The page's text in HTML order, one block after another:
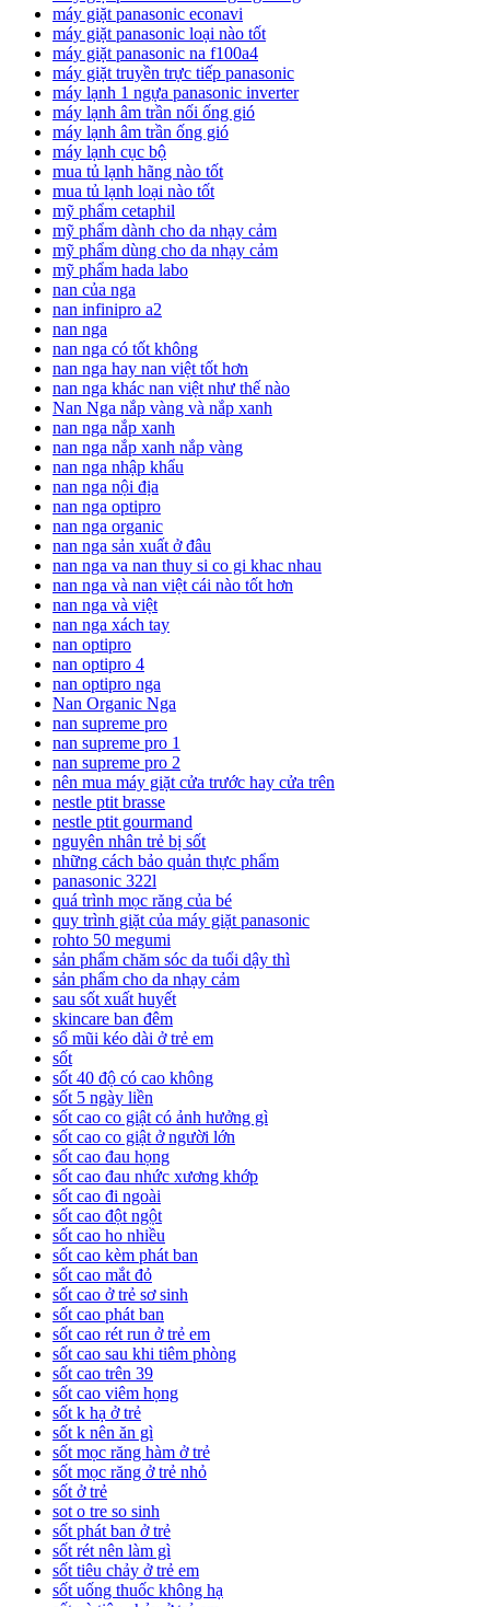
máy giặt panasonic econavi
máy giặt panasonic loại nào tốt
máy giặt panasonic na f100a4
máy giặt truyền trực tiếp panasonic
máy lạnh 1 ngựa panasonic inverter
máy lạnh âm trần nối ống gió
máy lạnh âm trần ống gió
máy lạnh cục bộ
mua tủ lạnh hãng nào tốt
mua tủ lạnh loại nào tốt
mỹ phẩm cetaphil
mỹ phẩm dành cho da nhạy cảm
mỹ phẩm dùng cho da nhạy cảm
mỹ phẩm hada labo
nan của nga
nan infinipro a2
nan nga
nan nga có tốt không
nan nga hay nan việt tốt hơn
nan nga khác nan việt như thế nào
Nan Nga nắp vàng và nắp xanh
nan nga nắp xanh
nan nga nắp xanh nắp vàng
nan nga nhập khẩu
nan nga nội địa
nan nga optipro
nan nga organic
nan nga sản xuất ở đâu
nan nga va nan thuy si co gi khac nhau
nan nga và nan việt cái nào tốt hơn
nan nga và việt
nan nga xách tay
nan optipro
nan optipro 4
nan optipro nga
Nan Organic Nga
nan supreme pro
nan supreme pro 1
nan supreme pro 2
nên mua máy giặt cửa trước hay cửa trên
nestle ptit brasse
nestle ptit gourmand
nguyên nhân trẻ bị sốt
những cách bảo quản thực phẩm
panasonic 322l
quá trình mọc răng của bé
quy trình giặt của máy giặt panasonic
rohto 50 megumi
sản phẩm chăm sóc da tuổi dậy thì
sản phẩm cho da nhạy cảm
sau sốt xuất huyết
skincare ban đêm
sổ mũi kéo dài ở trẻ em
sốt
sốt 40 độ có cao không
sốt 5 ngày liền
sốt cao co giật có ảnh hưởng gì
sốt cao co giật ở người lớn
sốt cao đau họng
sốt cao đau nhức xương khớp
sốt cao đi ngoài
sốt cao đột ngột
sốt cao ho nhiều
sốt cao kèm phát ban
sốt cao mắt đỏ
sốt cao ở trẻ sơ sinh
sốt cao phát ban
sốt cao rét run ở trẻ em
sốt cao sau khi tiêm phòng
sốt cao trên 39
sốt cao viêm họng
sốt k hạ ở trẻ
sốt k nên ăn gì
sốt mọc răng hàm ở trẻ
sốt mọc răng ở trẻ nhỏ
sốt ở trẻ
sot o tre so sinh
sốt phát ban ở trẻ
sốt rét nên làm gì
sốt tiêu chảy ở trẻ em
sốt uống thuốc không hạ